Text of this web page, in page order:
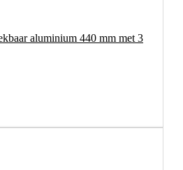
aluminium 440 mm met 3